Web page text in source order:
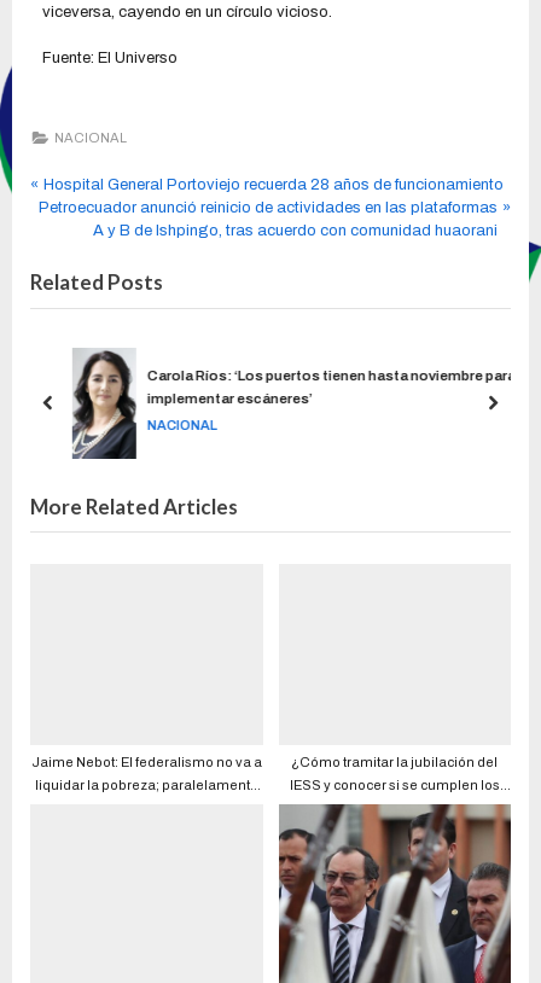
viceversa, cayendo en un círculo vicioso.
Fuente: El Universo
NACIONAL
Hospital General Portoviejo recuerda 28 años de funcionamiento
Petroecuador anunció reinicio de actividades en las plataformas
A y B de Ishpingo, tras acuerdo con comunidad huaorani
Related Posts
Carola Ríos: ‘Los puertos tienen hasta noviembre para
implementar escáneres’
NACIONAL
More Related Articles
Jaime Nebot: El federalismo no va a
liquidar la pobreza; paralelamente
¿Cómo tramitar la jubilación del
IESS y conocer si se cumplen los
requisitos para el retiro?